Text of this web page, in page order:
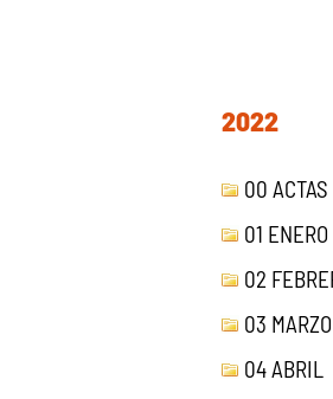
2022
00 ACTAS
01 ENERO
02
03 MARZO
04 ABRIL